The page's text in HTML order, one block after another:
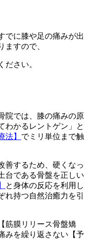
でに膝や足の痛みが出
ますので、
ださい。
院では、膝の痛みの原
わかるレントゲン」と
法】 でミリ単位まで触
善するため、硬くなっ
台である骨盤を正しい
と身体の反応を利用し
れ持つ自然治癒力を引
筋膜リリース骨盤矯
みを繰り返さない【予